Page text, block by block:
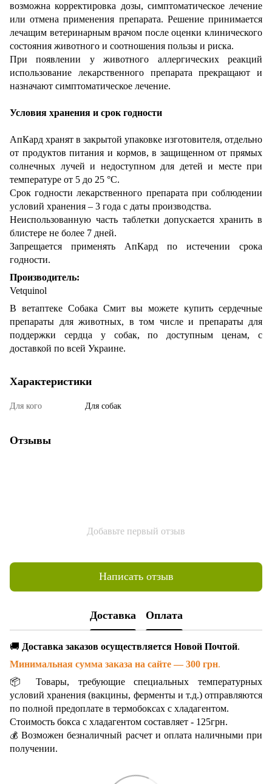
возможна корректировка дозы, симптоматическое лечение
или отмена применения препарата. Решение принимается
лечащим ветеринарным врачом после оценки клинического
состояния животного и соотношения пользы и риска.
При появлении у животного аллергических реакций
использование лекарственного препарата прекращают и
назначают симптоматическое лечение.
Условия хранения и срок годности
АпКард хранят в закрытой упаковке изготовителя, отдельно
от продуктов питания и кормов, в защищенном от прямых
солнечных лучей и недоступном для детей и месте при
температуре от 5 до 25 °С.
Срок годности лекарственного препарата при соблюдении
условий хранения – 3 года с даты производства.
Неиспользованную часть таблетки допускается хранить в
блистере не более 7 дней.
Запрещается применять АпКард по истечении срока
годности.
Производитель:
Vetquinol
В ветаптеке Собака Смит вы можете купить сердечные
препараты для животных, в том числе и препараты для
поддержки сердца у собак, по доступным ценам, с
доставкой по всей Украине.
Характеристики
Для кого Для собак
Отзывы
Добавьте первый отзыв
Написать отзыв
Доставка Оплата
🚚 Доставка заказов осуществляется Новой Почтой.
Минимальная сумма заказа на сайте — 300 грн.
📦 Товары, требующие специальных температурных
условий хранения (вакцины, ферменты и т.д.) отправляются
по полной предоплате в термобоксах с хладагентом.
Стоимость бокса с хладагентом составляет - 125грн.
💰Возможен безналичный расчет и оплата наличными при
получении.